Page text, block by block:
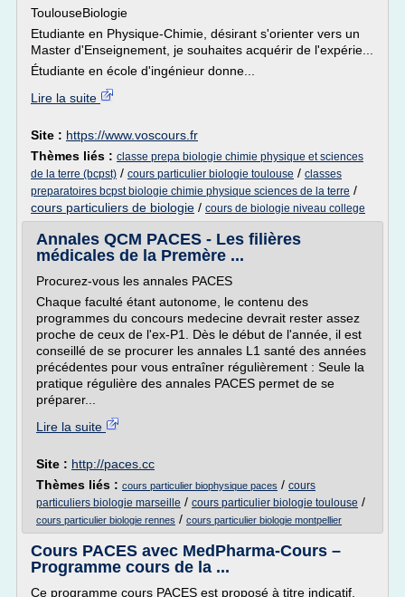
ToulouseBiologie
Etudiante en Physique-Chimie, désirant s'orienter vers un
Master d'Enseignement, je souhaites acquérir de l'expérie...
Étudiante en école d'ingénieur donne...
Lire la suite
Site : https://www.voscours.fr
Thèmes liés : classe prepa biologie chimie physique et sciences
de la terre (bcpst) / cours particulier biologie toulouse / classes
preparatoires bcpst biologie chimie physique sciences de la terre /
cours particuliers de biologie / cours de biologie niveau college
Annales QCM PACES - Les filières
médicales de la Premère ...
Procurez-vous les annales PACES
Chaque faculté étant autonome, le contenu des
programmes du concours medecine devrait rester assez
proche de ceux de l'ex-P1. Dès le début de l'année, il est
conseillé de se procurer les annales L1 santé des années
précédentes pour vous entraîner régulièrement : Seule la
pratique régulière des annales PACES permet de se
préparer...
Lire la suite
Site : http://paces.cc
Thèmes liés : cours particulier biophysique paces / cours
particuliers biologie marseille / cours particulier biologie toulouse /
cours particulier biologie rennes / cours particulier biologie montpellier
Cours PACES avec MedPharma-Cours –
Programme cours de la ...
Ce programme cours PACES est proposé à titre indicatif,